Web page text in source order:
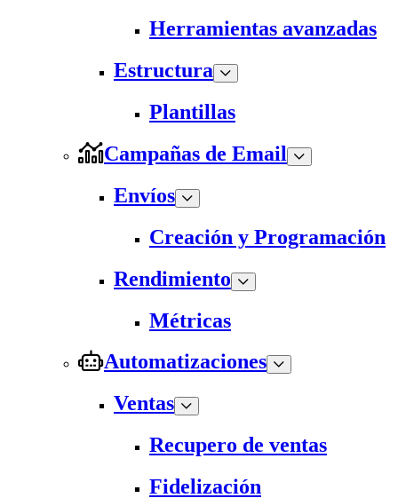
Herramientas avanzadas
Estructura
Plantillas
Campañas de Email
Envíos
Creación y Programación
Rendimiento
Métricas
Automatizaciones
Ventas
Recupero de ventas
Fidelización